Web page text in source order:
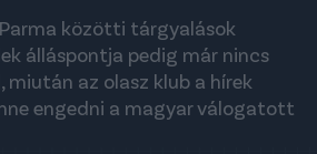
közötti tárgyalások
álláspontja pedig már nincs
miután az olasz klub a hírek
engedni a magyar válogatott